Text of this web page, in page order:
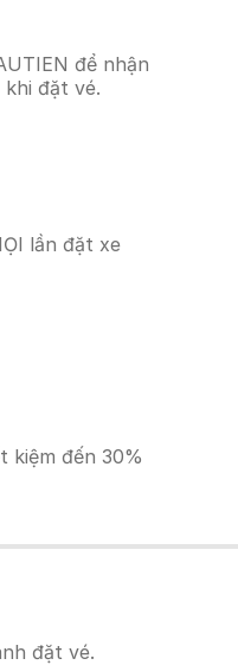
để nhận
đặt vé.
lần đặt xe
kiệm đến 30%
đặt vé.